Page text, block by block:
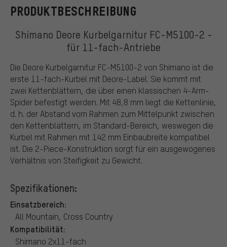
PRODUKTBESCHREIBUNG
Shimano Deore Kurbelgarnitur FC-M5100-2 -
für 11-fach-Antriebe
Die Deore Kurbelgarnitur FC-M5100-2 von Shimano ist die
erste 11-fach-Kurbel mit Deore-Label. Sie kommt mit
zwei Kettenblättern, die über einen klassischen 4-Arm-
Spider befestigt werden. Mit 48,8 mm liegt die Kettenlinie,
d. h. der Abstand vom Rahmen zum Mittelpunkt zwischen
den Kettenblättern, im Standard-Bereich, weswegen die
Kurbel mit Rahmen mit 142 mm Einbaubreite kompatibel
ist. Die 2-Piece-Konstruktion sorgt für ein ausgewogenes
Verhältnis von Steifigkeit zu Gewicht.
Spezifikationen:
Einsatzbereich:
All Mountain, Cross Country
Kompatibilität:
Shimano 2x11-fach